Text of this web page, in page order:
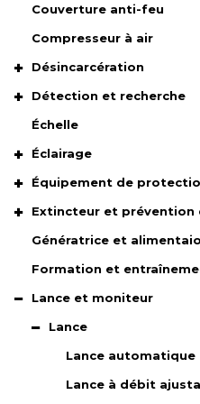
Couverture anti-feu
Compresseur à air
Désincarcération
Détection et recherche
Échelle
Éclairage
Équipement de
Extincteur et prévention
Génératrice et
Formation et
Lance et moniteur
Lance
Lance automatique
Lance à débit